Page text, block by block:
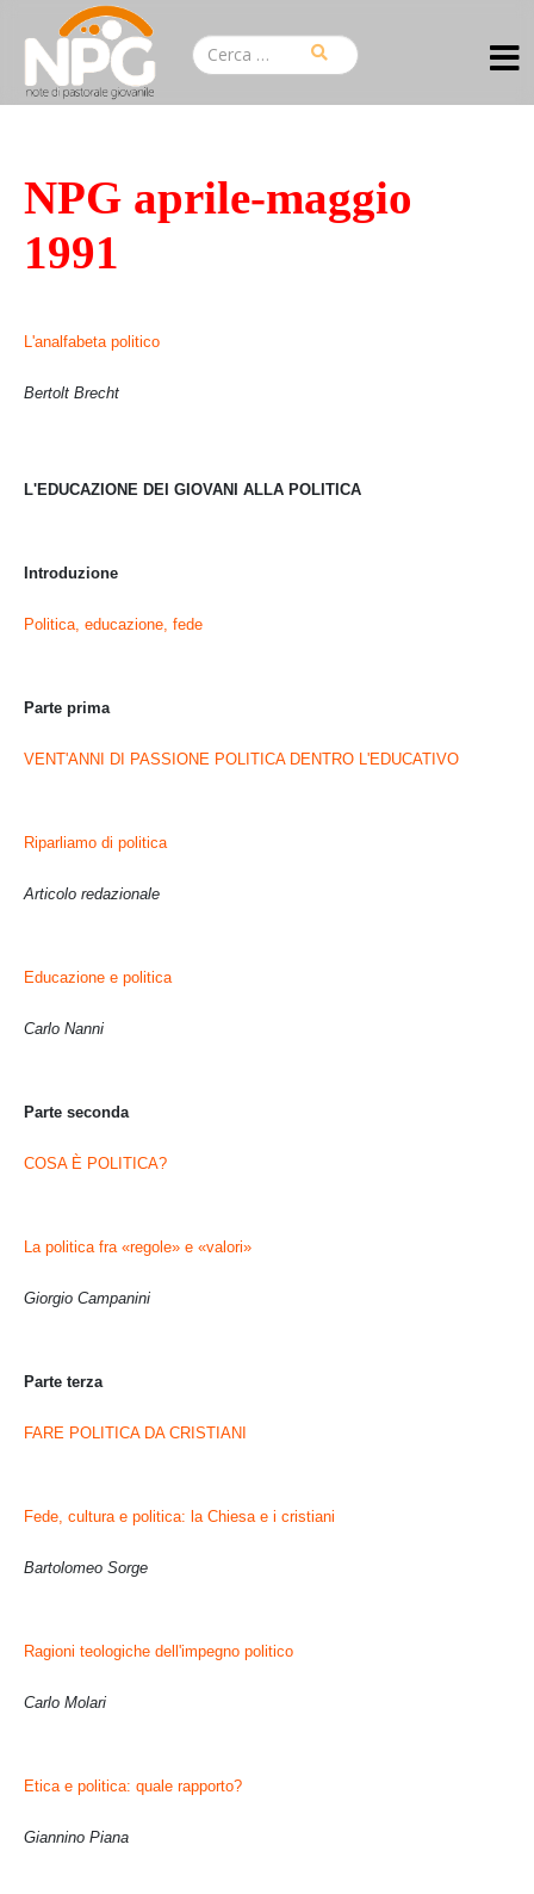
NPG aprile-maggio
1991
L'analfabeta politico
Bertolt Brecht
L'EDUCAZIONE DEI GIOVANI ALLA POLITICA
Introduzione
Politica, educazione, fede
Parte prima
VENT'ANNI DI PASSIONE POLITICA DENTRO L'EDUCATIVO
Riparliamo di politica
Articolo redazionale
Educazione e politica
Carlo Nanni
Parte seconda
COSA È POLITICA?
La politica fra «regole» e «valori»
Giorgio Campanini
Parte terza
FARE POLITICA DA CRISTIANI
Fede, cultura e politica: la Chiesa e i cristiani
Bartolomeo Sorge
Ragioni teologiche dell'impegno politico
Carlo Molari
Etica e politica: quale rapporto?
Giannino Piana